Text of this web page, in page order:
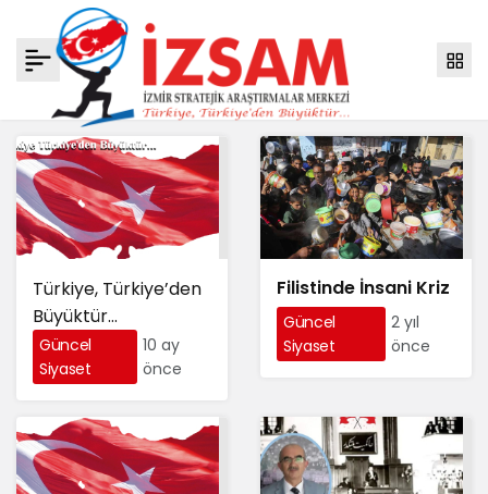
Türkiye, Türkiye’den
Büyüktür…
Güncel
Siyaset
10 ay
önce
Filistinde İnsani Kriz
Güncel
Siyaset
2 yıl
önce